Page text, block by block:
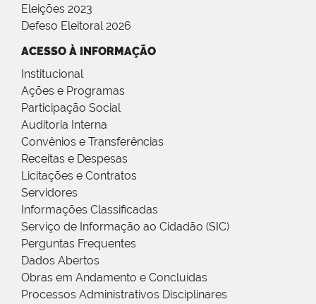
Eleições 2023
Defeso Eleitoral 2026
ACESSO À INFORMAÇÃO
Institucional
Ações e Programas
Participação Social
Auditoria Interna
Convênios e Transferências
Receitas e Despesas
Licitações e Contratos
Servidores
Informações Classificadas
Serviço de Informação ao Cidadão (SIC)
Perguntas Frequentes
Dados Abertos
Obras em Andamento e Concluídas
Processos Administrativos Disciplinares